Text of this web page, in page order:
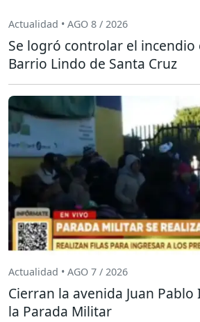
Actualidad • AGO 8 / 2026
Se logró controlar el incendio
Barrio Lindo de Santa Cruz
Actualidad • AGO 7 / 2026
Cierran la avenida Juan
la Parada Militar